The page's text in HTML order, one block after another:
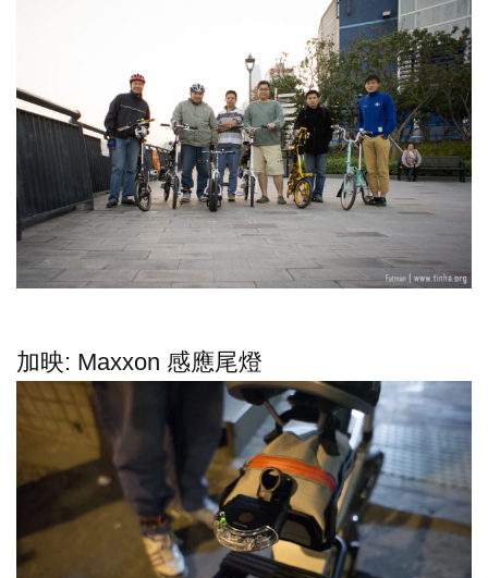
加映: Maxxon 感應尾燈